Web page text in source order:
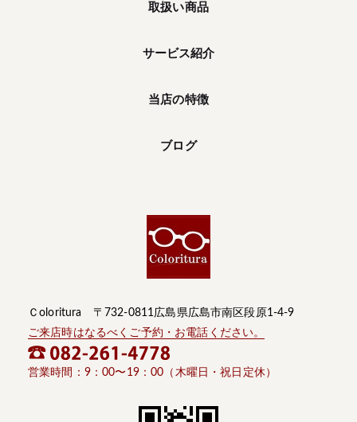
取扱い商品
サービス紹介
当店の特徴
ブログ
Ｃoloritura 〒732-0811広島県広島市南区段原1-4-9
ご来店時はなるべくご予約・お電話ください。
営業時間：9：00〜19：00（木曜日・祝日定休）